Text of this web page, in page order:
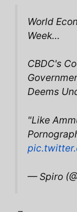
World
Week…
CBDC's
Deems
"Like
— Spiro